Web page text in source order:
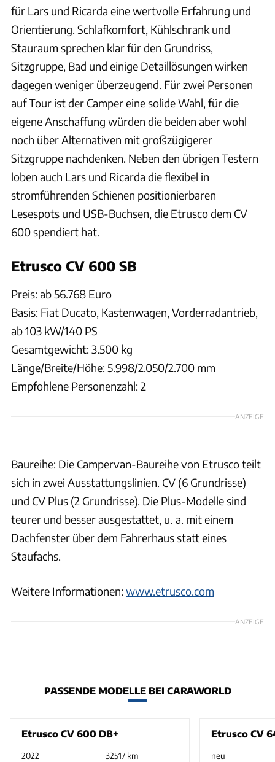
für Lars und Ricarda eine wertvolle Erfahrung und
Orientierung. Schlafkomfort, Kühlschrank und
Stauraum sprechen klar für den Grundriss,
Sitzgruppe, Bad und einige Detaillösungen wirken
dagegen weniger überzeugend. Für zwei Personen
auf Tour ist der Camper eine solide Wahl, für die
eigene Anschaffung würden die beiden aber wohl
noch über Alternativen mit großzügigerer
Sitzgruppe nachdenken. Neben den übrigen Testern
loben auch Lars und Ricarda die flexibel in
stromführenden Schienen positionierbaren
Lesespots und USB-Buchsen, die Etrusco dem CV
600 spendiert hat.
Etrusco CV 600 SB
Preis: ab 56.768 Euro
Basis: Fiat Ducato, Kastenwagen, Vorderradantrieb,
ab 103 kW/140 PS
Gesamtgewicht: 3.500 kg
Länge/Breite/Höhe: 5.998/2.050/2.700 mm
Empfohlene Personenzahl: 2
ANZEIGE
Baureihe: Die Campervan-Baureihe von Etrusco teilt
sich in zwei Ausstattungslinien. CV (6 Grundrisse)
und CV Plus (2 Grundrisse). Die Plus-Modelle sind
teurer und besser ausgestattet, u. a. mit einem
Dachfenster über dem Fahrerhaus statt eines
Staufachs.
Weitere Informationen: www.etrusco.com
ANZEIGE
PASSENDE MODELLE BEI CARAWORLD
Etrusco CV 600 DB+
2022 32517 km
Etrusco CV
neu